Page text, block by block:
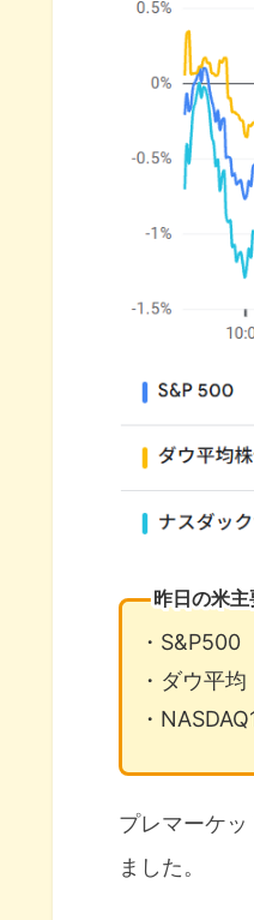
ア
メ
2
まとめ
昨日の米
・
・ダウ
・
プレマーケ
ました。